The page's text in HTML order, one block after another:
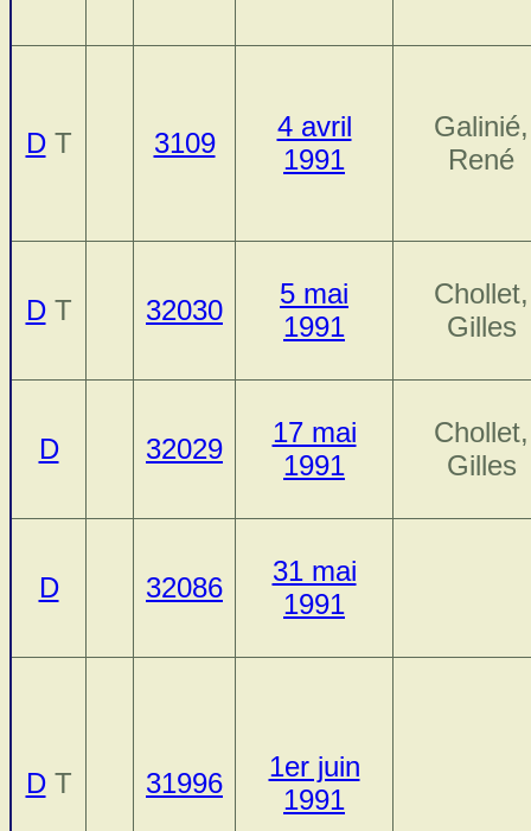
DT 3109
4 avril
1991
Galinié,
René
DT 32030
5 mai
1991
Chollet,
Gilles
D 32029
17 mai
1991
Chollet,
Gilles
D 32086
31 mai
1991
DT 31996
1er juin
1991